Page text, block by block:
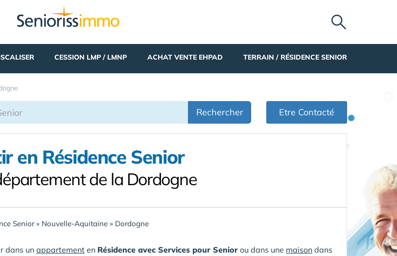
CESSION LMP / LMNP ACHAT VENTE EHPAD TERRAIN / RÉSIDENCE SENIOR
Rechercher Etre Contacté
en Résidence Senior
de la Dordogne
Senior» Nouvelle-Aquitaine » Dordogne
dans un appartement en Résidence avec Services pour Senior ou dans une maison dans